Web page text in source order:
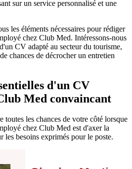
sur un service personnalisé et une
les éléments nécessaires pour rédiger
chez Club Med. Intéressons-nous
CV adapté au secteur du tourisme,
chances de décrocher un entretien
d'un CV
Med convaincant
toutes les chances de votre côté lorsque
chez Club Med est d'axer la
les besoins exprimés pour le poste.